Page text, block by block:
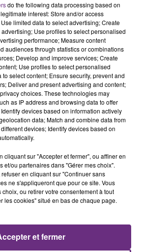
DE CHOOZ
semaine que la centrale
est à l'arrêt. Une situation
intense qui est toujours
DE REIMS FERME
JouéClub est contraint de
do the following data processing based on
interest: Store and/or access
limited data to select advertising; Create
Use profiles to select personalised
performance; Measure content
audiences through statistics or combinations
Develop and improve services; Create
Use profiles to select personalised
select content; Ensure security, prevent and
Deliver and present advertising and content;
choices. These technologies may
as IP address and browsing data to offer
devices based on information actively
data; Match and combine data from
devices; Identify devices based on
cliquant sur "Accepter et fermer", ou affiner en
et/ou partenaires dans "Gérer mes choix".
en cliquant sur "Continuer sans
ne s'appliqueront que pour ce site. Vous
ou retirer votre consentement à tout
les cookies" situé en bas de chaque page.
et fermer